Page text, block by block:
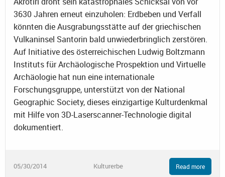
3630 Jahren erneut einzuholen: Erdbeben und Verfall
könnten die Ausgrabungsstätte auf der griechischen
Vulkaninsel Santorin bald unwiederbringlich zerstören.
Auf Initiative des österreichischen Ludwig Boltzmann
Instituts für Archäologische Prospektion und Virtuelle
Archäologie hat nun eine internationale
Forschungsgruppe, unterstützt von der National
Geographic Society, dieses einzigartige Kulturdenkmal
mit Hilfe von 3D-Laserscanner-Technologie digital
dokumentiert.
05/30/2014 Kulturerbe Read more